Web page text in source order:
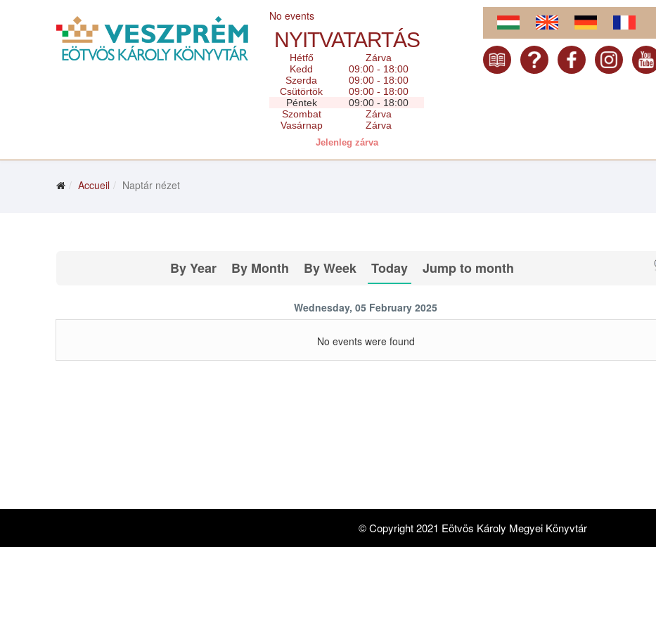
No events
NYITVATARTÁS
Hétfő
Zárva
Kedd
09:00 - 18:00
Szerda
09:00 - 18:00
Csütörtök
09:00 - 18:00
Péntek
09:00 - 18:00
Szombat
Zárva
Vasárnap
Zárva
Jelenleg zárva
Accueil Naptár nézet
By Year By Month By Week Today Jump to month
Wednesday, 05 February 2025
No events were found
© Copyright 2021 Eötvös Károly Megyei Könyvtár